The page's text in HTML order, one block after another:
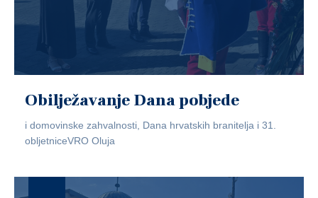
Obilježavanje Dana pobjede
i domovinske zahvalnosti, Dana hrvatskih branitelja i 31.
obljetniceVRO Oluja